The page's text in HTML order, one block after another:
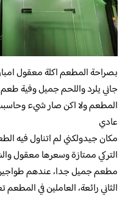
بصراحة المطعم اكلة معقول
جاني يلرد واللحم جميل وفية
المطعم ولا اكن صار شيء
عادي
مكان جيدولكني لم اتناول فيه
التركي ممتازة وسعرها معقول
مطعم جميل جدا، عندهم
الثاني رائعة، العاملين في